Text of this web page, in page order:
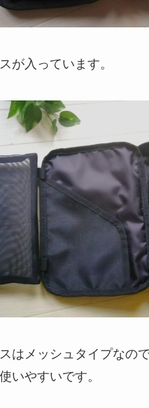
が入っています。
はメッシュタイプなの
いやすいです。